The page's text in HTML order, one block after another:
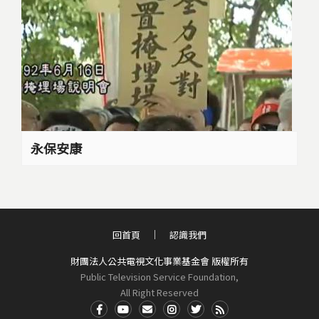
永保安康
財團法人公共電視文化事業基金會 版權所有
Public Television Service Foundation,
All Right Reserved
回首頁 認識我們